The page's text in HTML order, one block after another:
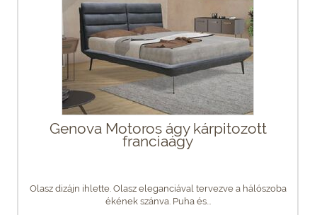
Genova Motoros ágy kárpitozott
franciaágy
Olasz dizájn ihlette. Olasz eleganciával tervezve a hálószoba
ékének szánva. Puha és...